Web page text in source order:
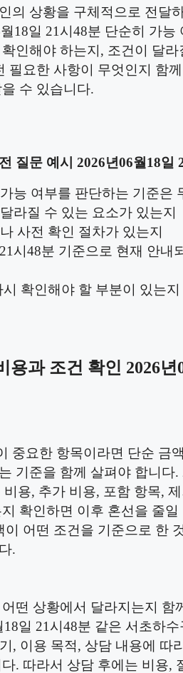
의 상황을 구체적으로 전달
18일 21시48분 단순히 가능
인해야 하는지, 조건이 달라
필요한 사항이 무엇인지 함
수 있습니다.
질문 예시 2026년06월18일
능 여부를 판단하는 기준은
라질 수 있는 요소가 있는지
사전 확인 절차가 있는지
시48분 기준으로 현재 안내
확인해야 할 부분이 있는지
용과 조건 확인 2026년
중요한 항목이라면 단순 금
기준을 함께 살펴야 합니다.
비용, 추가 비용, 포함 항목,
확인하면 이후 혼선을 줄일
이 어떤 조건을 기준으로 한
.
떤 상황에서 달라지는지 함
일 21시48분 같은 서초하
, 이용 목적, 상담 내용에 따
. 따라서 상담 후에는 비용,